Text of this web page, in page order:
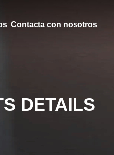
Contacta con nosotros
DETAILS